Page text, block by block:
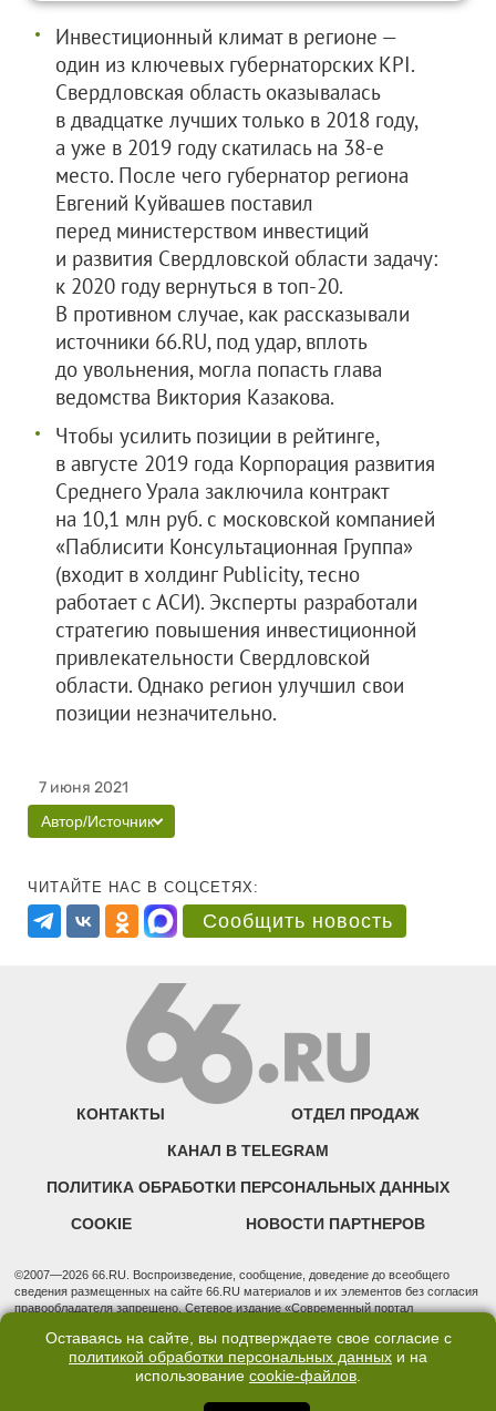
Инвестиционный климат в регионе —
один из ключевых губернаторских KPI.
Свердловская область оказывалась
в двадцатке лучших только в 2018 году,
а уже в 2019 году скатилась на 38-е
место. После чего губернатор региона
Евгений Куйвашев поставил
перед министерством инвестиций
и развития Свердловской области задачу:
к 2020 году вернуться в топ-20.
В противном случае, как рассказывали
источники 66.RU, под удар, вплоть
до увольнения, могла попасть глава
ведомства Виктория Казакова.
Чтобы усилить позиции в рейтинге,
в августе 2019 года Корпорация развития
Среднего Урала заключила контракт
на 10,1 млн руб. с московской компанией
«Паблисити Консультационная Группа»
(входит в холдинг Publicity, тесно
работает с АСИ). Эксперты разработали
стратегию повышения инвестиционной
привлекательности Свердловской
области. Однако регион улучшил свои
позиции незначительно.
7 июня 2021
Автор/Источник
ЧИТАЙТЕ НАС В СОЦСЕТЯХ:
Сообщить новость
КОНТАКТЫ ОТДЕЛ ПРОДАЖ
КАНАЛ В TELEGRAM
ПОЛИТИКА ОБРАБОТКИ ПЕРСОНАЛЬНЫХ ДАННЫХ
COOKIE НОВОСТИ ПАРТНЕРОВ
©2007—2026 66.RU. Воспроизведение, сообщение, доведение до всеобщего
сведения размещенных на сайте 66.RU материалов и их элементов без согласия
правообладателя запрещено. Сетевое издание «Современный портал
надзору в сфере связи, информационных технологий и массовых коммуникаций
(Роскомнадзор). Регистрационный номер ЭЛ № ФС 77 - 76634 от 02.09.2019
Учредитель: Общество с ограниченной ответственностью "66.ру". Юридический
3, оф. 7015 Фактический адрес редакции и отдела продаж: 620014, Свердловская
Оставаясь на сайте, вы подтверждаете свое согласие с
политикой обработки персональных данных и на
использование cookie-файлов.